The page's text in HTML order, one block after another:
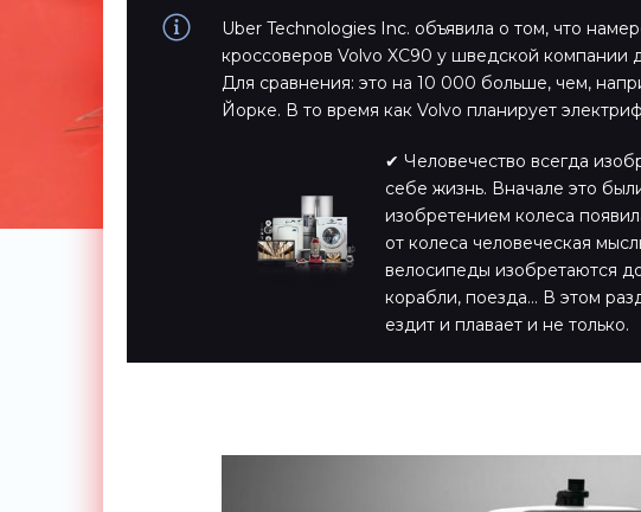
Uber Technologies Inc. объявила о том, что
кроссоверов Volvo XC90 у шведской компании
Для сравнения: это на 10 000 больше, чем,
Йорке. В то время как Volvo планирует
✔ Человечество всегда
себе жизнь. Вначале это
изобретением колеса
от колеса человеческая
велосипеды изобретаются
корабли, поезда… В этом
ездит и плавает и не только.